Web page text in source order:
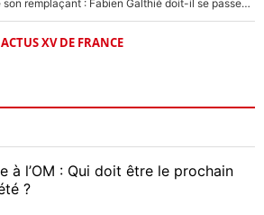
Le XV de France a trouvé son remplaçant : Fabien Galthié doit-il se passer d'Antoine Dupont ?
ACTUS XV DE FRANCE
à l’OM : Qui doit être le prochain
?